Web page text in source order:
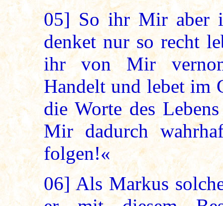
05] So ihr Mir aber
denket nur so recht
ihr von Mir
Handelt und lebet im
die Worte des
Mir dadurch
folgen!«
06] Als Markus